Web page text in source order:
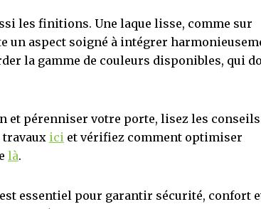
les finitions. Une laque lisse, comme sur
un aspect soigné à intégrer
la gamme de couleurs disponibles, qui
et pérenniser votre porte, lisez les conseils
travaux ici et vérifiez comment optimiser
là.
essentiel pour garantir sécurité, confort